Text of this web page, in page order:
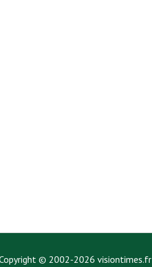
© 2002-2026 visiontimes.fr